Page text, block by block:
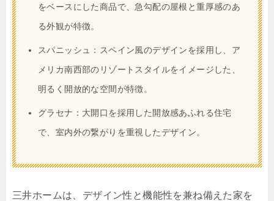
をベースにした商品で、急勾配の屋根と重厚感のあ
る外観が特徴。
スパニッシュ：スペイン風のデザインを採用し、ア
メリカ南西部のリゾートスタイルをイメージした、
明るく開放的な空間が特徴。
グラセナ：大開口を採用した開放感あふれる住宅
で、室内外の繋がりを重視したデザイン。
三井ホームは、デザイン性と機能性を兼ね備えた家を